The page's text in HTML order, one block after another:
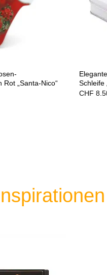
Rot „Santa-Nico“
Schleife
CHF